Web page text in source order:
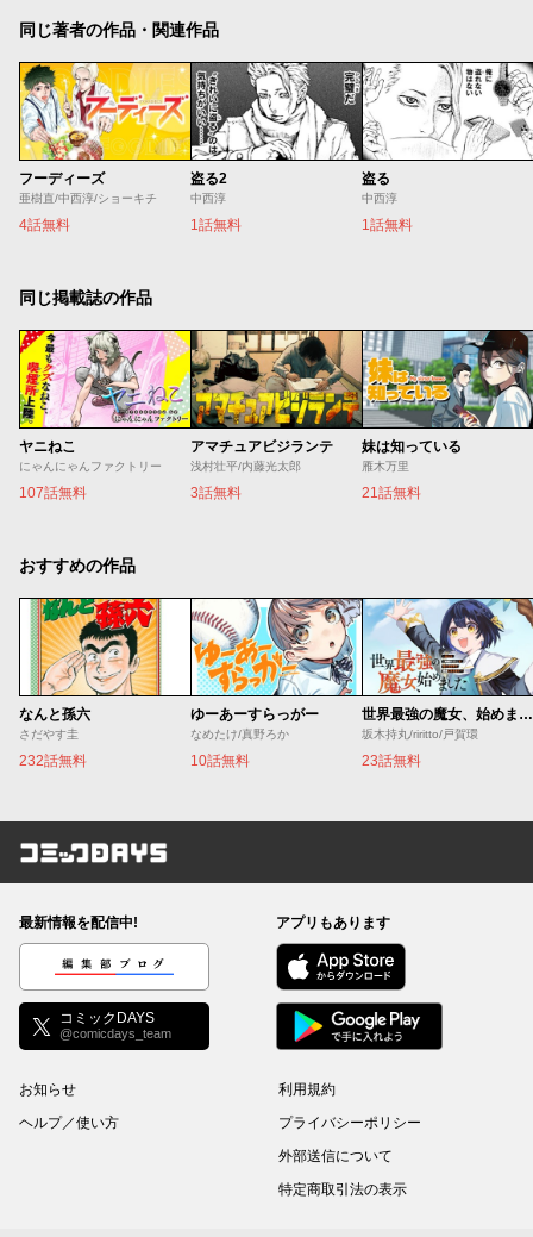
同じ著者の作品・関連作品
フーディーズ
亜樹直/中西淳/ショーキチ
4話無料
盗る2
中西淳
1話無料
盗る
中西淳
1話無料
同じ掲載誌の作品
ヤニねこ
にゃんにゃんファクトリー
107話無料
アマチュアビジランテ
浅村壮平/内藤光太郎
3話無料
妹は知っている
雁木万里
21話無料
おすすめの作品
なんと孫六
さだやす圭
232話無料
ゆーあーすらっがー
なめたけ/真野ろか
10話無料
世界最強の魔女、始めました ～私だけ『攻略サイト』を見れる世界で自由に生きます～
坂木持丸/riritto/戸賀環
23話無料
コミックDAYS
最新情報を配信中!
編集部ブログ
コミックDAYS
@comicdays_team
アプリもあります
お知らせ
ヘルプ／使い方
利用規約
プライバシーポリシー
外部送信について
特定商取引法の表示